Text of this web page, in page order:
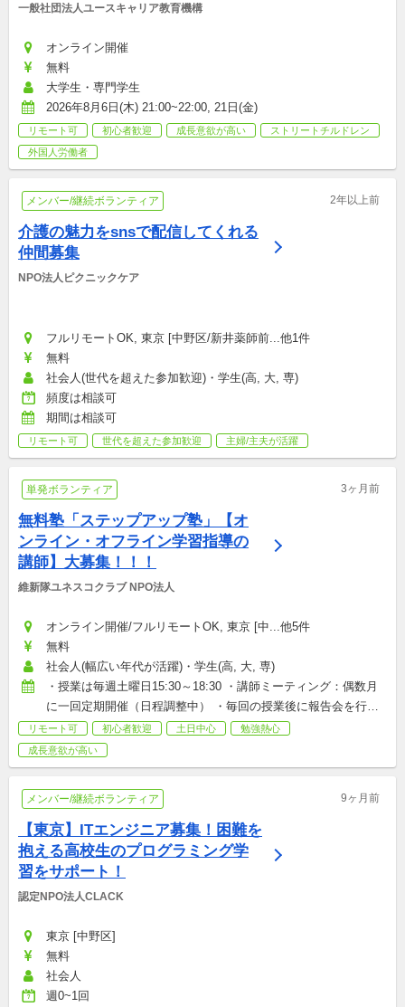
一般社団法人ユースキャリア教育機構
オンライン開催
無料
大学生・専門学生
2026年8月6日(木) 21:00~22:00, 21日(金)
リモート可 初心者歓迎 成長意欲が高い
ストリートチルドレン
外国人労働者
メンバー/継続ボランティア 2年以上前
介護の魅力をsnsで配信してくれる
仲間募集
NPO法人ピクニックケア
フルリモートOK, 東京 [中野区/新井薬師前...他1件
無料
社会人(世代を超えた参加歓迎)・学生(高, 大, 専)
頻度は相談可
期間は相談可
リモート可 世代を超えた参加歓迎 主婦/主夫が活躍
単発ボランティア 3ヶ月前
無料塾「ステップアップ塾」【オ
ンライン・オフライン学習指導の
講師】大募集！！！
維新隊ユネスコクラブ NPO法人
オンライン開催/フルリモートOK, 東京 [中...他5件
無料
社会人(幅広い年代が活躍)・学生(高, 大, 専)
・授業は毎週土曜日15:30～18:30 ・講師ミーティング：偶数月
に一回定期開催（日程調整中） ・毎回の授業後に報告会を行っ
ています。 ☆毎週の参加が必須というわけではありません☆
★1、2回だけの参加は受け付けておりません★
リモート可 初心者歓迎 土日中心
勉強熱心
成長意欲が高い
メンバー/継続ボランティア 9ヶ月前
【東京】ITエンジニア募集！困難を
抱える高校生のプログラミング学
習をサポート！
認定NPO法人CLACK
東京 [中野区]
無料
社会人
週0~1回